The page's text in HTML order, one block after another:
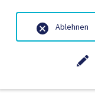
Ablehnen